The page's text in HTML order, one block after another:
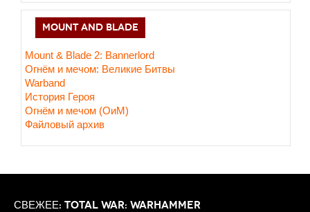
MOUNT AND BLADE
Mount & Blade 2: Bannerlord
Огнём и мечом: Великие Битвы
Warband
История Героя
Огнём и мечом (ОиМ)
Файловый архив
СВЕЖЕЕ: TOTAL WAR: WARHAMMER